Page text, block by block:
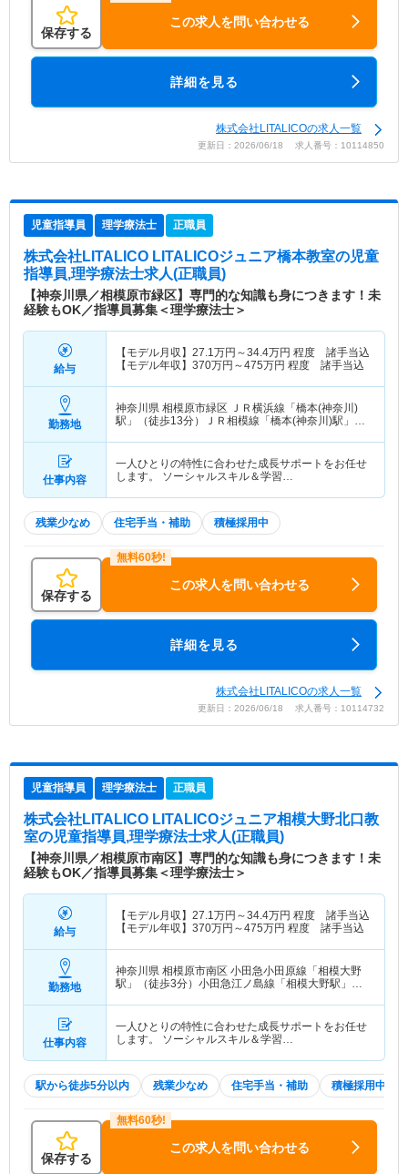
保存する
この求人を問い合わせる
詳細を見る
株式会社LITALICOの求人一覧
更新日：2026/06/18 求人番号：10114850
児童指導員 理学療法士 正職員
株式会社LITALICO LITALICOジュニア橋本教室の児童
指導員,理学療法士求人(正職員)
【神奈川県／相模原市緑区】専門的な知識も身につきます！未
経験もOK／指導員募集＜理学療法士＞
給与
【モデル月収】 27.1万円～34.4万円 程度 諸手当込
【モデル年収】 370万円～475万円 程度 諸手当込
勤務地
神奈川県 相模原市緑区 ＪＲ横浜線「橋本(神奈川)
駅」（徒歩13分）ＪＲ相模線「橋本(神奈川)駅」
仕事内容
一人ひとりの特性に合わせた成長サポートをお任せ
します。 ソーシャルスキル＆学習…
残業少なめ 住宅手当・補助 積極採用中
保存する
この求人を問い合わせる
詳細を見る
株式会社LITALICOの求人一覧
更新日：2026/06/18 求人番号：10114732
児童指導員 理学療法士 正職員
株式会社LITALICO LITALICOジュニア相模大野北口教
室の児童指導員,理学療法士求人(正職員)
【神奈川県／相模原市南区】専門的な知識も身につきます！未
経験もOK／指導員募集＜理学療法士＞
給与
【モデル月収】 27.1万円～34.4万円 程度 諸手当込
【モデル年収】 370万円～475万円 程度 諸手当込
勤務地
神奈川県 相模原市南区 小田急小田原線「相模大野
駅」（徒歩3分）小田急江ノ島線「相模大野駅」
仕事内容
一人ひとりの特性に合わせた成長サポートをお任せ
します。 ソーシャルスキル＆学習…
駅から徒歩5分以内 残業少なめ 住宅手当・補助 積極採用中
保存する
この求人を問い合わせる